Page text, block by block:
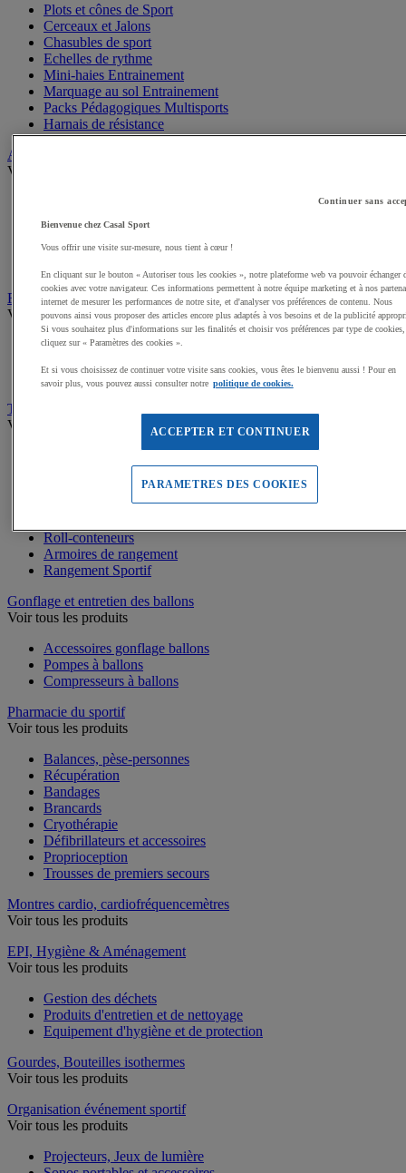
Plots et cônes de Sport
Cerceaux et Jalons
Chasubles de sport
Echelles de rythme
Mini-haies Entrainement
Marquage au sol Entrainement
Packs Pédagogiques Multisports
Harnais de résistance
Arbitrage, Coaching
Voir tous les produits
Chronomètres de Sport
Tableaux tactiques
Brassards de sport
Récompenses sportives
Voir tous les produits
Coupes et trophées sportifs
Podiums de sport
Transport et Rangement
Voir tous les produits
Chariots de manutention
Coffres et malles de rangement
Roll-conteneurs
Armoires de rangement
Rangement Sportif
Gonflage et entretien des ballons
Voir tous les produits
Accessoires gonflage ballons
Pompes à ballons
Compresseurs à ballons
Pharmacie du sportif
Voir tous les produits
Balances, pèse-personnes
Récupération
Bandages
Brancards
Cryothérapie
Défibrillateurs et accessoires
Proprioception
Trousses de premiers secours
Montres cardio, cardiofréquencemètres
Voir tous les produits
EPI, Hygiène & Aménagement
Voir tous les produits
Gestion des déchets
Produits d'entretien et de nettoyage
Equipement d'hygiène et de protection
Gourdes, Bouteilles isothermes
Voir tous les produits
Organisation événement sportif
Voir tous les produits
Projecteurs, Jeux de lumière
Continuer sans
Bienvenue chez Casal Sport
Vous offrir une visite sur-mesure, nous tient à cœur !
En cliquant sur le bouton « Autoriser tous les cookies », notre plateforme web va pouvoir échanger
cookies avec votre navigateur. Ces informations permettent à notre équipe marketing et à nos
internet de mesurer les performances de notre site, et d'analyser vos préférences de contenu. Nous
pouvons ainsi vous proposer des articles encore plus adaptés à vos besoins et de la publicité
Si vous souhaitez plus d'informations sur les finalités et choisir vos préférences par type de cookies,
cliquez sur « Paramètres des cookies ».
Et si vous choisissez de continuer votre visite sans cookies, vous êtes le bienvenu aussi ! Pour en
savoir plus, vous pouvez aussi consulter notre politique de cookies.
ACCEPTER ET CONTINUER
PARAMETRES DES COOKIES